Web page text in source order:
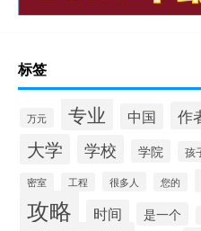
标签
万元 专业 中国 作
大学 学校 学院 孩
密室 工程 很多人 您的
攻略 时间 是一个